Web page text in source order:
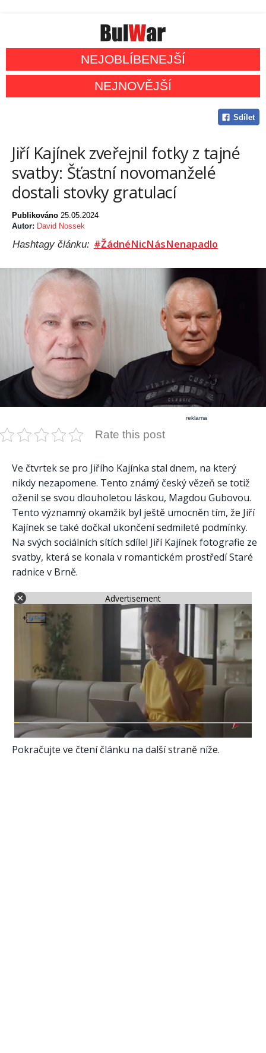
NEJOBLÍBENEJŠÍ
NEJNOVĚJŠÍ
Sdílet
Jiří Kajínek zveřejnil fotky z tajné
svatby: Šťastní novomanželé
dostali stovky gratulací
Publikováno 25.05.2024
Autor: David Nossek
Hashtagy článku: #ŽádnéNicNásNenapadlo
reklama
Rate this post
Ve čtvrtek se pro Jiřího Kajínka stal dnem, na který
nikdy nezapomene. Tento známý český vězeň se totiž
oženil se svou dlouholetou láskou, Magdou Gubovou.
Tento významný okamžik byl ještě umocněn tím, že Jiří
Kajínek se také dočkal ukončení sedmileté podmínky.
Na svých sociálních sítích sdílel Jiří Kajínek fotografie ze
svatby, která se konala v romantickém prostředí Staré
radnice v Brně.
Advertisement
Pokračujte ve čtení článku na další straně níže.